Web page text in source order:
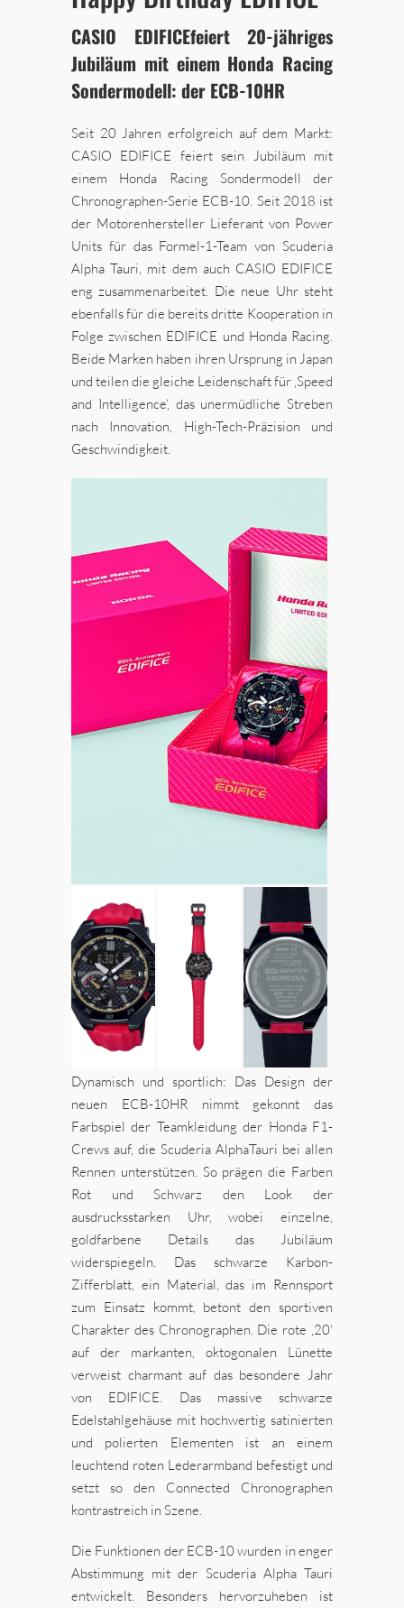
CASIO EDIFICEfeiert 20-jähriges
Jubiläum mit einem Honda Racing
Sondermodell: der ECB-10HR
Seit 20 Jahren erfolgreich auf dem Markt:
CASIO EDIFICE feiert sein Jubiläum mit
einem Honda Racing Sondermodell der
Chronographen-Serie ECB-10. Seit 2018 ist
der Motorenhersteller Lieferant von Power
Units für das Formel-1-Team von Scuderia
Alpha Tauri, mit dem auch CASIO EDIFICE
eng zusammenarbeitet. Die neue Uhr steht
ebenfalls für die bereits dritte Kooperation in
Folge zwischen EDIFICE und Honda Racing.
Beide Marken haben ihren Ursprung in Japan
und teilen die gleiche Leidenschaft für ‚Speed
and Intelligence‘, das unermüdliche Streben
nach Innovation, High-Tech-Präzision und
Geschwindigkeit.
Dynamisch und sportlich: Das Design der
neuen ECB-10HR nimmt gekonnt das
Farbspiel der Teamkleidung der Honda F1-
Crews auf, die Scuderia AlphaTauri bei allen
Rennen unterstützen. So prägen die Farben
Rot und Schwarz den Look der
ausdrucksstarken Uhr, wobei einzelne,
goldfarbene Details das Jubiläum
widerspiegeln. Das schwarze Karbon-
Zifferblatt, ein Material, das im Rennsport
zum Einsatz kommt, betont den sportiven
Charakter des Chronographen. Die rote ‚20‘
auf der markanten, oktogonalen Lünette
verweist charmant auf das besondere Jahr
von EDIFICE. Das massive schwarze
Edelstahlgehäuse mit hochwertig satinierten
und polierten Elementen ist an einem
leuchtend roten Lederarmband befestigt und
setzt so den Connected Chronographen
kontrastreich in Szene.
Die Funktionen der ECB-10 wurden in enger
Abstimmung mit der Scuderia Alpha Tauri
entwickelt. Besonders hervorzuheben ist